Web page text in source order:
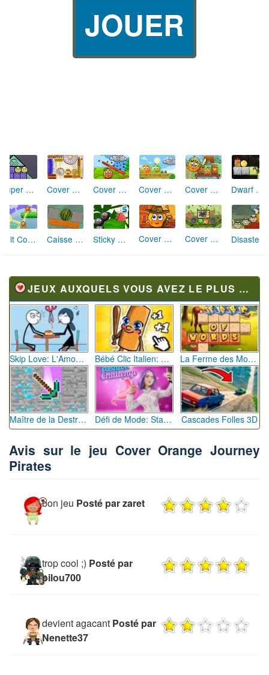
JOUER
Super Stacker Cover Orange Cover Orange 2 Cover Orange (players pack 1) Cover Orange Journey Knights Dwarf Coins
Volt Connect 2 Caisse Pastèque Sticky Blobs Cover Orange Wild West Cover Orange (players pack 2)
JEUX AUXQUELS VOUS AVEZ LE PLUS JOUÉ
Skip Love: L'Amour en Péril Bébé Clic Italien: La Folie des Petits Bambins La Ferme des Mots - Cultivez votre Vocabulaire
Maître de la Destruction: Fusion de Pioches Défi de Mode: Star du Podium Cascades Folles 3D
Avis sur le jeu Cover Orange Journey
Pirates
bon jeu Posté par zaret
trop cool ;) Posté par
pilou700
devient agacant Posté par
Nenette37